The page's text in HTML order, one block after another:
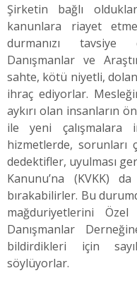
Şirketin bağlı
kanunlara riayet
durmanızı tavsiye
Danışmanlar ve
sahte, kötü niyetli,
ihraç ediyorlar.
aykırı olan insanların
ile yeni çalışmalara
hizmetlerde, sorunları
dedektifler, uyulması
Kanunu’na (KVKK)
bırakabilirler. Bu
mağduriyetlerini Özel
Danışmanlar
bildirdikleri için
söylüyorlar.